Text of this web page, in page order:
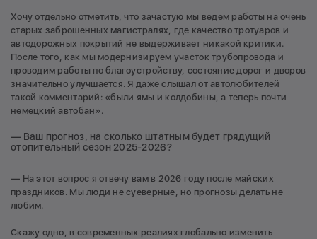
Хочу отдельно отметить, что зачастую мы ведем работы на очень
старых заброшенных магистралях, где качество тротуаров и
автодорожных покрытий не выдерживает никакой критики.
После того, как мы модернизируем участок трубопровода и
проводим работы по благоустройству, состояние дорог и дворов
значительно улучшается. Я даже слышал от автолюбителей
такой комментарий: «были ямы и колдобины, а теперь почти
немецкий автобан».
— Ваш прогноз, на сколько штатным будет грядущий
отопительный сезон 2025-2026?
— На этот вопрос я отвечу вам в 2026 году после майских
праздников. Мы люди не суеверные, но прогнозы делать не
любим.
Скажу одно, в современных реалиях глобально изменить